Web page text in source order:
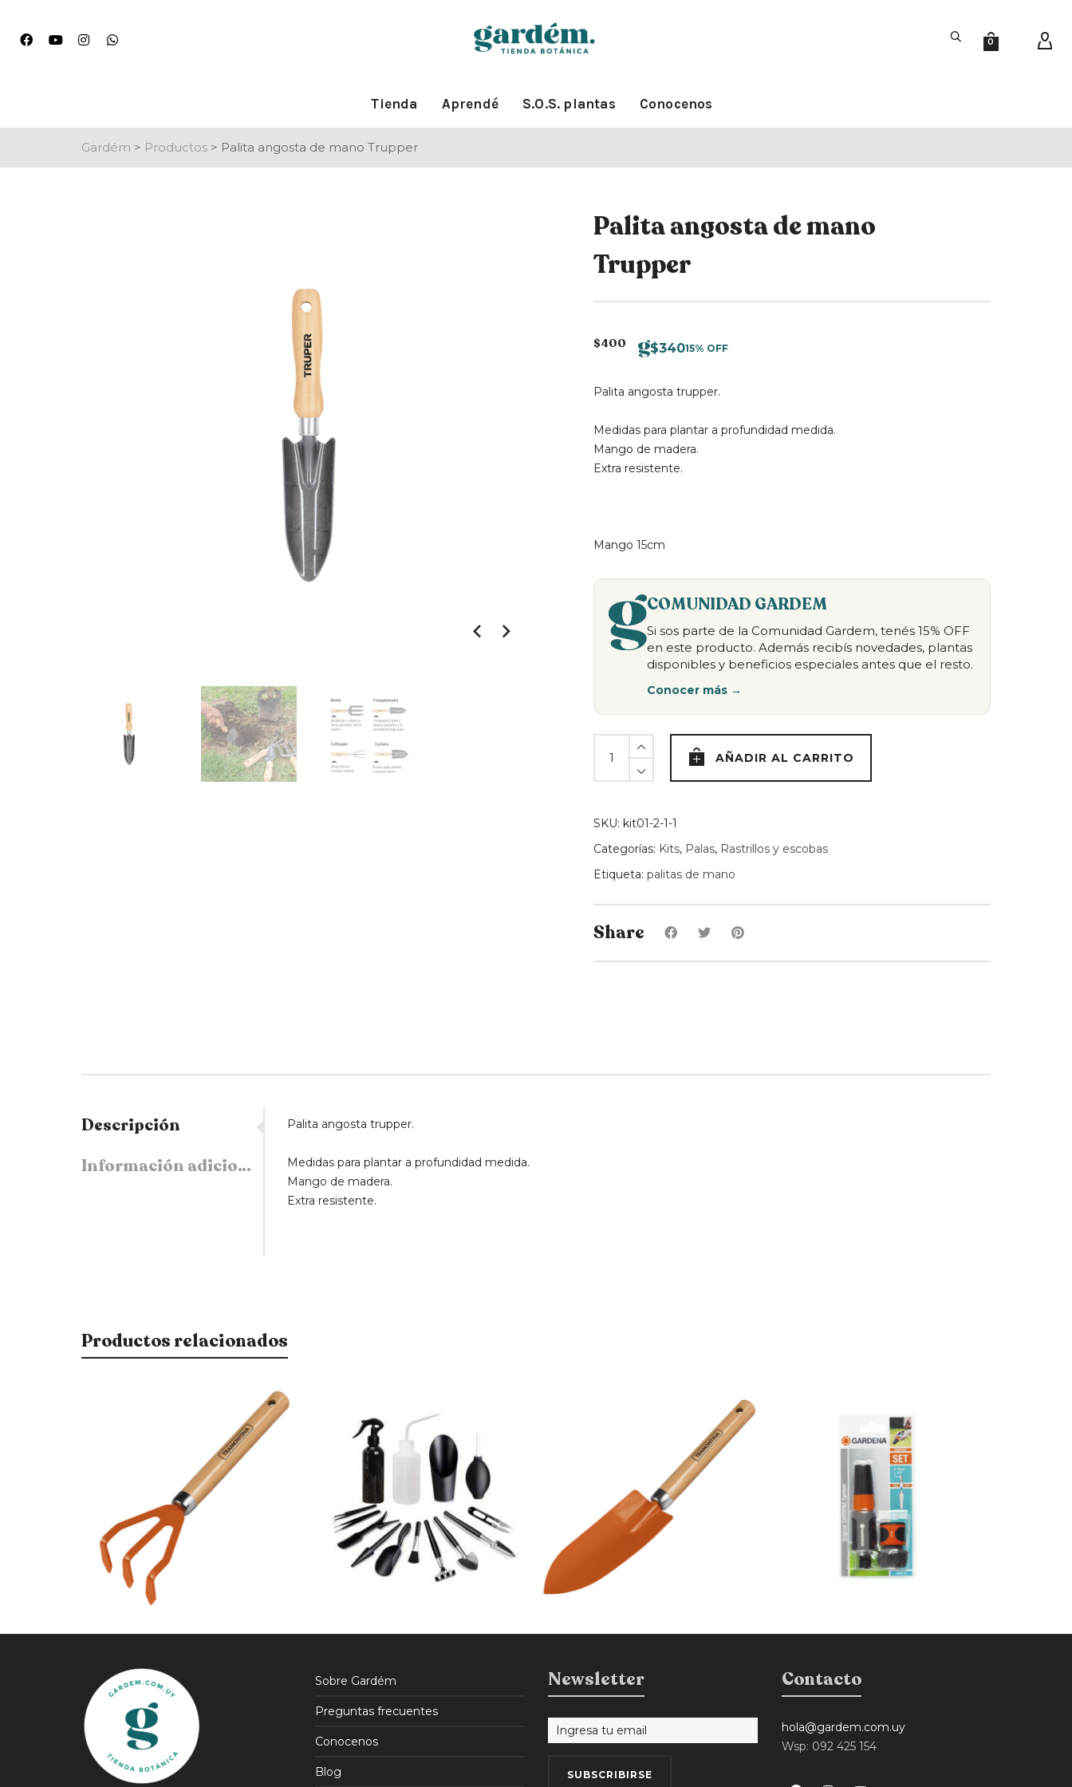
0
Tienda Aprendé S.O.S. plantas Conocenos
Gardém > Productos > Palita angosta de mano Trupper
Palita angosta de mano
Trupper
$400 $34015% OFF
Palita angosta trupper.
Medidas para plantar a profundidad medida.
Mango de madera.
Extra resistente.
Mango 15cm
COMUNIDAD GARDEM
Si sos parte de la Comunidad Gardem, tenés 15% OFF
en este producto. Además recibís novedades, plantas
disponibles y beneficios especiales antes que el resto.
Conocer más →
angosta
de
Trupper
AÑADIR AL CARRITO
SKU: kit01-2-1-1
Categorías: Kits, Palas, Rastrillos y escobas
Etiqueta: palitas de mano
Share
Descripción
Información adicional
Palita angosta trupper.
Medidas para plantar a profundidad medida.
Mango de madera.
Extra resistente.
Productos relacionados
15% OFF $730
$ 15% OFF
Sobre Gardém
Preguntas frecuentes
Conocenos
Blog
Newsletter Contacto
hola@gardem.com.uy
Wsp: 092 425 154